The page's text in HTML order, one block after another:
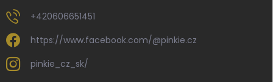
+420606651451
https://www.facebook.com/@pinkie.cz
pinkie_cz_sk/